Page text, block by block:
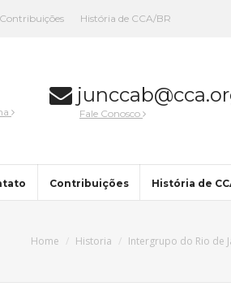
Contribuições História de CCA/BR
Fale Conosco
Contribuições História de
Home Historia Intergrupo do Rio de